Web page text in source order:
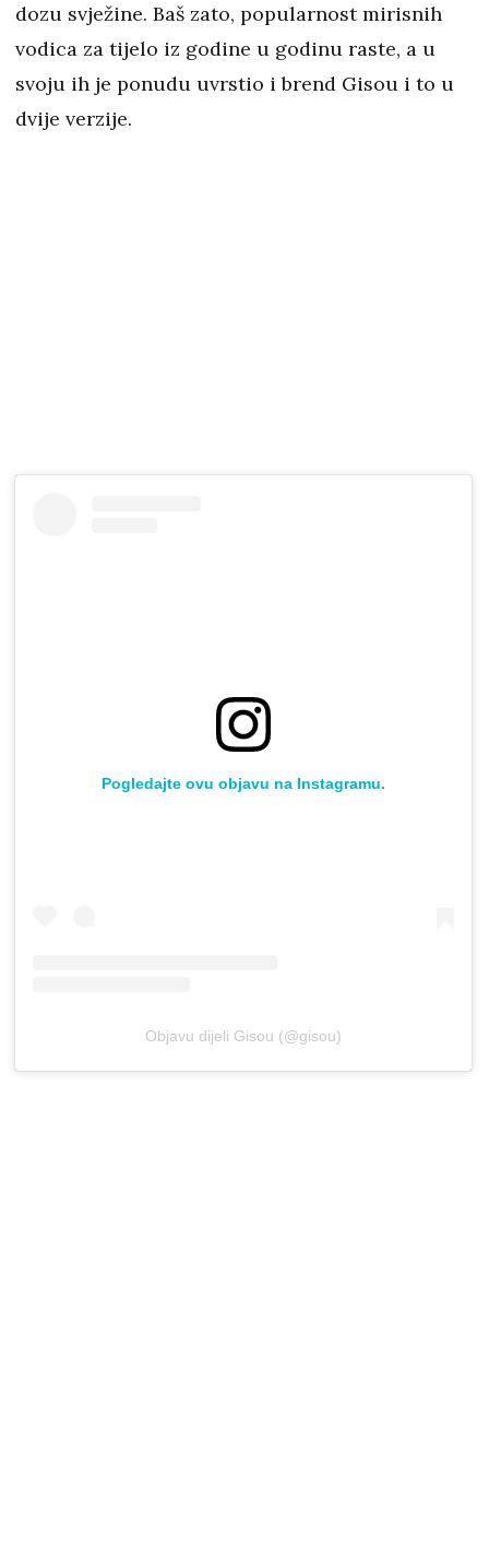
dozu svježine. Baš zato, popularnost mirisnih
vodica za tijelo iz godine u godinu raste, a u
svoju ih je ponudu uvrstio i brend Gisou i to u
dvije verzije.
Pogledajte ovu objavu na Instagramu.
Objavu dijeli Gisou (@gisou)